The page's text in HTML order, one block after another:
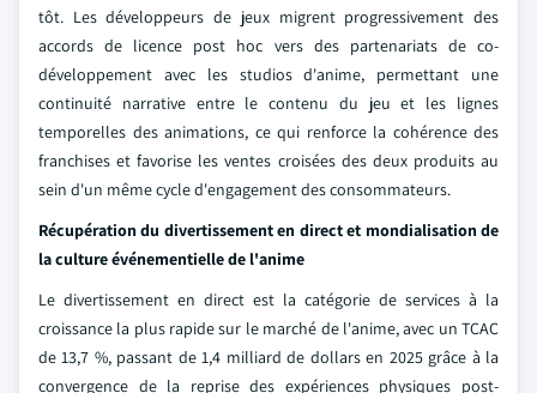
tôt. Les développeurs de jeux migrent progressivement des
accords de licence post hoc vers des partenariats de co-
développement avec les studios d'anime, permettant une
continuité narrative entre le contenu du jeu et les lignes
temporelles des animations, ce qui renforce la cohérence des
franchises et favorise les ventes croisées des deux produits au
sein d'un même cycle d'engagement des consommateurs.
Récupération du divertissement en direct et mondialisation de
la culture événementielle de l'anime
Le divertissement en direct est la catégorie de services à la
croissance la plus rapide sur le marché de l'anime, avec un TCAC
de 13,7 %, passant de 1,4 milliard de dollars en 2025 grâce à la
convergence de la reprise des expériences physiques post-